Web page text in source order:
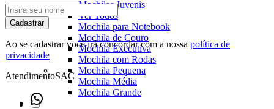
Mochilas Juvenis
Ver Todos
Mochila para Notebook
Mochila de Couro
Mochila Executiva
Mochila com Rodas
Mochila Pequena
Mochila Média
Mochila Grande
Cadastrar
Ao se cadastrar você irá concordar com a nossa política de
privacidade
AtendimentoSAC